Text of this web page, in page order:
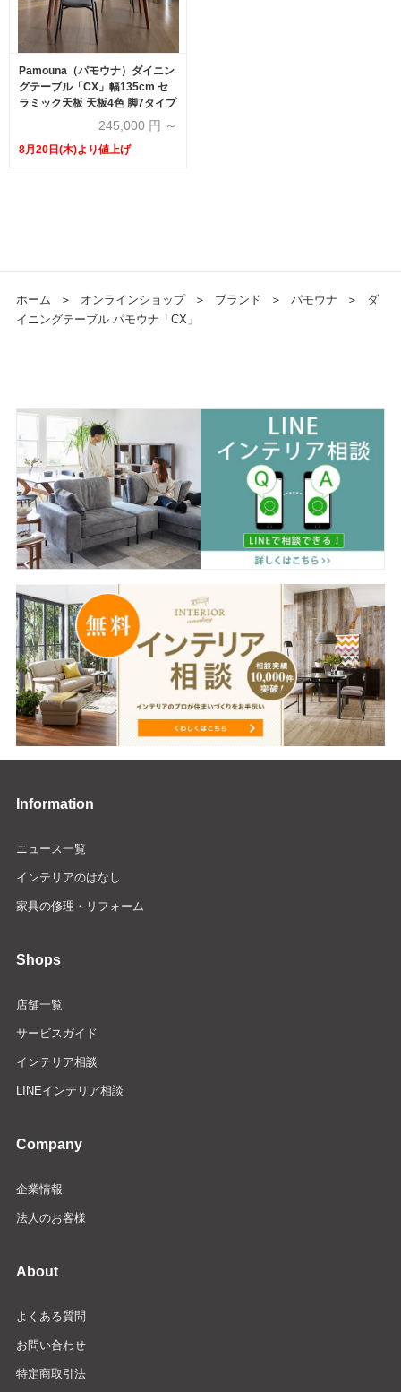
Pamouna（パモウナ）ダイニン
グテーブル「CX」幅135cm セ
ラミック天板 天板4色 脚7タイプ
245,000 円 ～
8月20日(木)より値上げ
ホーム ＞ オンラインショップ ＞ ブランド ＞ パモウナ ＞
ダ
イニングテーブル パモウナ「CX」
Information
ニュース一覧
インテリアのはなし
家具の修理・リフォーム
Shops
店舗一覧
サービスガイド
インテリア相談
LINEインテリア相談
Company
企業情報
法人のお客様
About
よくある質問
お問い合わせ
特定商取引法